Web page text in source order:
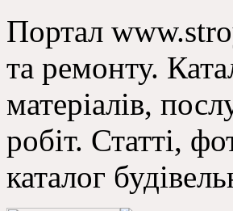
Портал
та ремонту.
матеріалів,
робіт. Статті,
каталог